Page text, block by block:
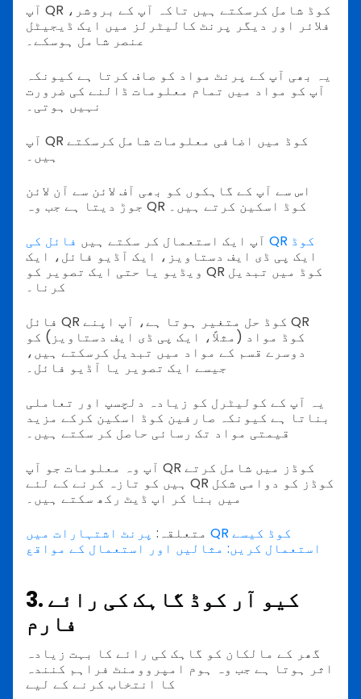
آپ QR کوڈ شامل کرسکتے ہیں تاکہ آپ کے بروشر،
فلائر اور دیگر پرنٹ کالیٹرلز میں ایک ڈیجیٹل
عنصر شامل ہوسکے۔
یہ بھی آپ کے پرنٹ مواد کو صاف کرتا ہے کیونکہ
آپ کو مواد میں تمام معلومات ڈالنے کی ضرورت
نہیں ہوتی۔
آپ QR کوڈ میں اضافی معلومات شامل کرسکتے
ہیں۔
اس سے آپ کے گاہکوں کو بھی آف لائن سے آن لائن
جوڑ دیتا ہے جب وہ QR کوڈ اسکین کرتے ہیں۔
آپ ایک استعمال کر سکتے ہیں
فائل کی QR کوڈ
ایک پی ڈی ایف دستاویز، ایک آڈیو فائل، ایک
ویڈیو یا حتی ایک تصویر کو QR کوڈ میں تبدیل
کرنا۔
فائل QR کوڈ حل متغیر ہوتا ہے، آپ اپنے QR
کوڈ مواد (مثلاً، ایک پی ڈی ایف دستاویز) کو
دوسرے قسم کے مواد میں تبدیل کرسکتے ہیں،
جیسے ایک تصویر یا آڈیو فائل۔
یہ آپ کے کولیٹرل کو زیادہ دلچسپ اور تعاملی
بناتا ہے کیونکہ صارفین کوڈ اسکین کرکے مزید
قیمتی مواد تک رسائی حاصل کر سکتے ہیں۔
آپ وہ معلومات جو آپ QR کوڈز میں شامل کرتے
ہیں کو تازہ کرنے کے لئے QR کوڈز کو دوامی شکل
میں بنا کر اپ ڈیٹ رکھ سکتے ہیں۔
متعلقہ: پرنٹ اشتہارات میں QR کوڈ کیسے
استعمال کریں: مثالیں اور استعمال کے مواقع
3. کیو آر کوڈ گاہک کی رائے
فارم
گھر کے مالکان کو گاہک کی رائے کا بہت زیادہ
اثر ہوتا ہے جب وہ ہوم امپروومنٹ فراہم کنندہ
کا انتخاب کرنے کے لیے